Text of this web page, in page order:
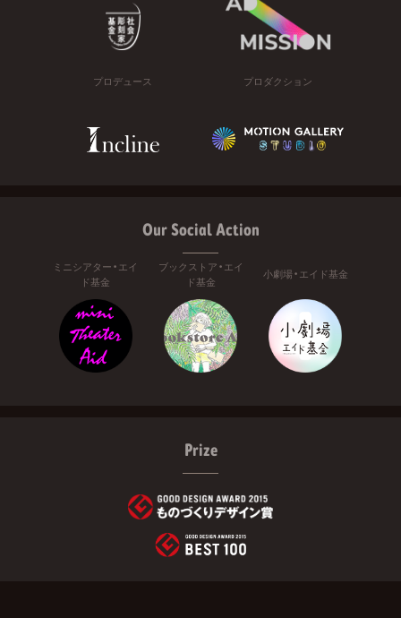
プロデュース プロダクション
Our Social Action
ミニシアター・エイ
ド基金
ブックストア・エイ
ド基金
小劇場・エイド基金
Prize